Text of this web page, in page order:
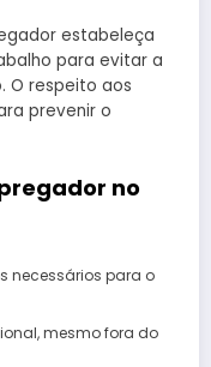
estabeleça
para evitar a
O respeito aos
prevenir o
no
necessários para o
mesmo fora do